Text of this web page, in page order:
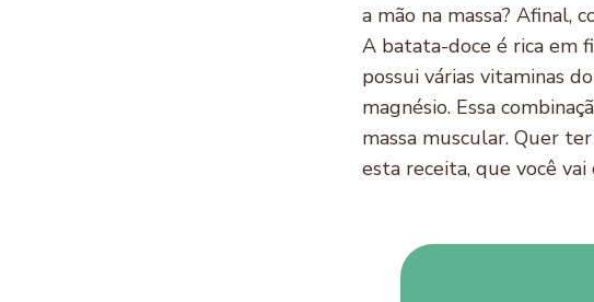
a mão na massa? Afinal,
A batata-doce é rica em
possui várias vitaminas
magnésio. Essa
massa muscular. Quer
esta receita, que você